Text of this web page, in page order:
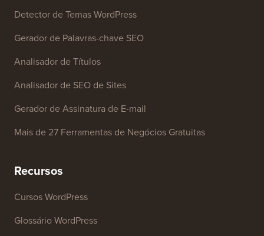
Detector de Temas WordPress
Gerador de Palavras-chave SEO
Analisador de Títulos
Analisador de SEO de Sites
Gerador de Assinatura de E-mail
Mais de 27 Ferramentas de Negócios Gratuitas
Recursos
Cursos WordPress
Glossário WordPress